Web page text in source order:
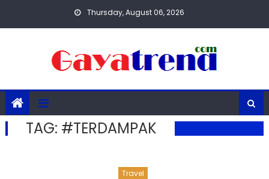
Thursday, August 06, 2026
TAG: #TERDAMPAK
Travel